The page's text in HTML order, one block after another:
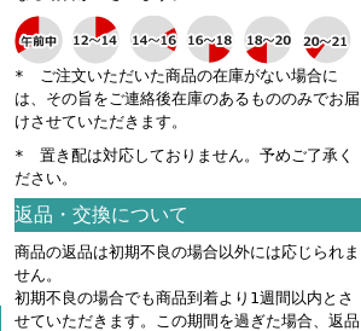
* ご注文いただいた商品の在庫がない場合に
は、その旨をご連絡後在庫のあるもののみでお届
けさせていただきます。
* 置き配は対応しておりません。予めご了承く
ださい。
返品・交換について
商品の返品は初期不良の場合以外には応じられま
せん。
初期不良の場合でも商品到着より1週間以内とさ
せていただきます。この期間を過ぎた場合、返品